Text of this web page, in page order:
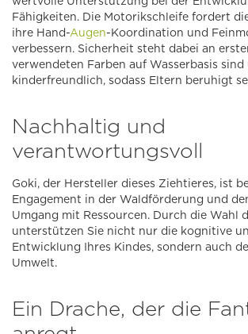
Fähigkeiten. Die Motorikschleife fordert
ihre Hand-Augen-Koordination und
verbessern. Sicherheit steht dabei an
verwendeten Farben auf Wasserbasis
kinderfreundlich, sodass Eltern beruhigt
Nachhaltig und
verantwortungsvoll
Goki, der Hersteller dieses Ziehtieres, ist
Engagement in der Waldförderung und
Umgang mit Ressourcen. Durch die Wahl
unterstützen Sie nicht nur die kognitive
Entwicklung Ihres Kindes, sondern auch
Umwelt.
Ein Drache, der die